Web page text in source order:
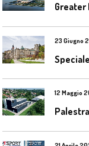
Greater
23 Giugno
12 Maggio